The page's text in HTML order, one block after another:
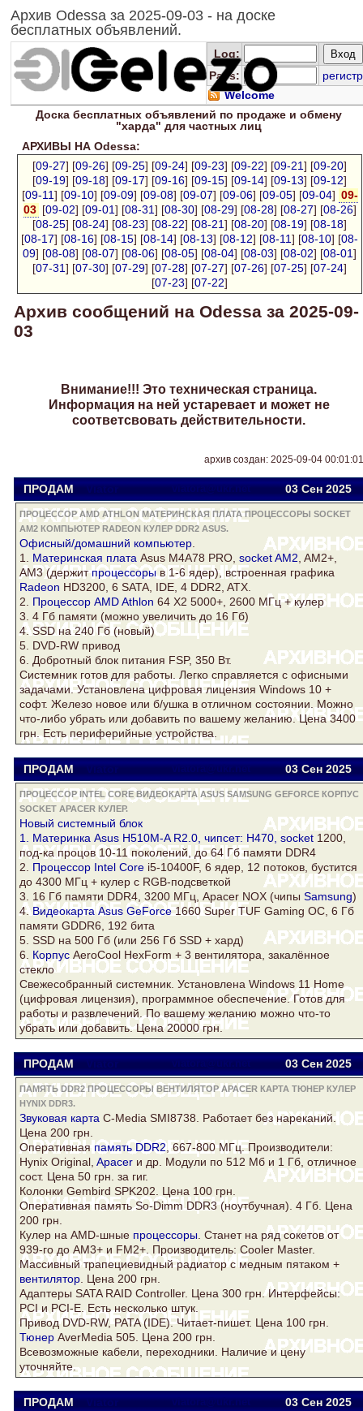
Архив Odessa за 2025-09-03 - на доске
бесплатных объявлений.
Log:
Pass:
регистр
Welcome
Доска бесплатныхобъявлений по продаже и обмену
"харда" для частных лиц
АРХИВЫ НА Odessa:
[09-27] [09-26] [09-25] [09-24] [09-23] [09-22] [09-21] [09-20]
[09-19] [09-18] [09-17] [09-16] [09-15] [09-14] [09-13] [09-12]
[09-11] [09-10] [09-09] [09-08] [09-07] [09-06] [09-05] [09-04] 09-
03 [09-02] [09-01] [08-31] [08-30] [08-29] [08-28] [08-27] [08-26]
[08-25] [08-24] [08-23] [08-22] [08-21] [08-20] [08-19] [08-18]
[08-17] [08-16] [08-15] [08-14] [08-13] [08-12] [08-11] [08-10] [08-
09] [08-08] [08-07] [08-06] [08-05] [08-04] [08-03] [08-02] [08-01]
[07-31] [07-30] [07-29] [07-28] [07-27] [07-26] [07-25] [07-24]
[07-23] [07-22]
Архив сообщений на Odessa за 2025-09-
03
Внимание!!! Это техническая страница.
Информация на ней устаревает и может не
соответсвовать действительности.
архив создан: 2025-09-04 00:01:01
ПРОДАМ Viator viatora@ukr.net 03 Сен2025
ПРОЦЕССОР AMD ATHLON МАТЕРИНСКАЯ ПЛАТА ПРОЦЕССОРЫ SOCKET
AM2 КОМПЬЮТЕР RADEON КУЛЕР DDR2 ASUS.
Офисный/домашний компьютер
1. Материнская плата Asus M4A78 PRO, socket AM2 , AM2+,
AM3 (держитпроцессорыв 1-6 ядер), встроенная графика
Radeon HD3200, 6 SATA, IDE, 4 DDR2 , ATX.
2. Процессор AMD Athlon 64 Х2 5000+, 2600 МГц +кулер
3. 4 Гб памяти (можно увеличить до 16 Гб)
4. SSD на 240 Гб (новый)
5. DVD-RW привод
6. Добротный блок питания FSP, 350 Вт.
Системник готов для работы. Легко справляется с офисными
задачами. Установлена цифровая лицензия Windows 10 +
софт. Железо новое или б/ушка в отличном состоянии. Можно
что-либо убрать или добавить по вашему желанию. Цена 3400
грн. Есть периферийные устройства.
ПРОДАМ Viator viatora@ukr.net 03 Сен2025
ПРОЦЕССОР INTEL CORE ВИДЕОКАРТА ASUS SAMSUNG GEFORCE КОРПУС
SOCKET APACER КУЛЕР.
Новый системный блок
1. Материнка Asus H510M-A R2.0, чипсет: H470, socket 1200,
под-ка процов 10-11 поколений, до 64 Гб памяти DDR4
2. Процессор Intel Core i5-10400F, 6 ядер, 12 потоков, бустится
до 4300 МГц + кулер c RGB-подсветкой
3. 16 Гб памяти DDR4, 3200 МГц, Apacer NOX (чипы Samsung)
4.Видеокарта Asus GeForce1660 Super TUF Gaming OC, 6 Гб
памяти GDDR6, 192 бита
5. SSD на 500 Гб (или 256 Гб SSD + хард)
6. Корпус AeroCool HexForm + 3 вентилятора, закалённое
стекло
Свежесобранный системник. Установлена Windows 11 Home
(цифровая лицензия), программное обеспечение. Готов для
работы и развлечений. По вашему желанию можно что-то
убрать или добавить. Цена 20000 грн.
ПРОДАМ Viator viatora@ukr.net 03 Сен2025
ПАМЯТЬ DDR2 ПРОЦЕССОРЫ ВЕНТИЛЯТОР APACER КАРТА ТЮНЕР КУЛЕР
HYNIX DDR3.
Звуковая карта C-Media SMI8738. Работает без нареканий.
Цена 200 грн.
Оперативная память DDR2, 667-800 МГц. Производители:
Hynix Original, Apacer и др. Модули по 512 Мб и 1 Гб, отличное
сост. Цена 50 грн. за гиг.
Колонки Gembird SPK202. Цена 100 грн.
Оперативная память So-DimmDDR3(ноутбучная). 4 Гб. Цена
200 грн.
Кулер на AMD-шные процессоры . Станет на ряд сокетов от
939-го до AM3+ и FM2+. Производитель: Cooler Master.
Массивный трапециевидный радиатор с медным пятаком +
вентилятор . Цена 200 грн.
Адаптеры SATA RAID Controller. Цена 300 грн. Интерфейсы:
PCI и PCI-E. Есть несколько штук.
Привод DVD-RW, PATA (IDE). Читает-пишет. Цена 100 грн.
Тюнер AverMedia 505. Цена 200 грн.
Всевозможные кабели, переходники. Наличие и цену
уточняйте.
ПРОДАМ Viator viatora@ukr.net 03 Сен2025